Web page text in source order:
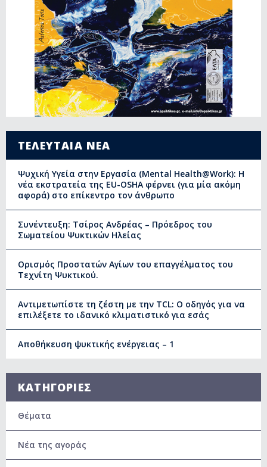
ΤΕΛΕΥΤΑΙΑ ΝΕΑ
Ψυχική Υγεία στην Εργασία (Mental Health@Work): Η
νέα εκστρατεία της EU-OSHA φέρνει (για μία ακόμη
αφορά) στο επίκεντρο τον άνθρωπο
Συνέντευξη: Τσίρος Ανδρέας – Πρόεδρος του
Σωματείου Ψυκτικών Ηλείας
Ορισμός Προστατών Αγίων του επαγγέλματος του
Τεχνίτη Ψυκτικού.
Αντιμετωπίστε τη ζέστη με την TCL: Ο οδηγός για να
επιλέξετε το ιδανικό κλιματιστικό για εσάς
Αποθήκευση ψυκτικής ενέργειας – 1
ΚΑΤΗΓΟΡΙΕΣ
Θέματα
Νέα της αγοράς